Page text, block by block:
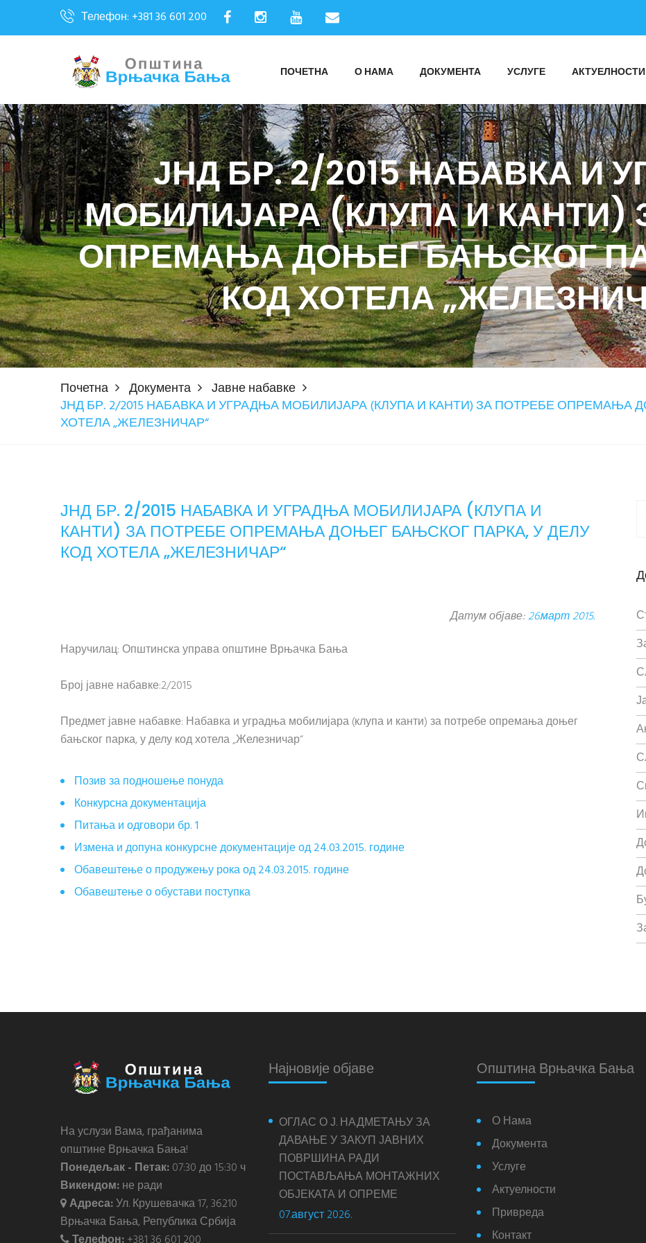
Телефон: +381 36 601 200
ПОЧЕТНА О НАМА ДОКУМЕНТА УСЛУГЕ АКТУЕЛНОСТИ
ЈНД БР. 2/2015 НАБАВКА И
МОБИЛИЈАРА (КЛУПА И КАНТИ)
ОПРЕМАЊА ДОЊЕГ БАЊСКОГ
КОД ХОТЕЛА
Почетна Документа
Јавне набавке
ЈНД БР. 2/2015 НАБАВКА И УГРАДЊА МОБИЛИЈАРА (КЛУПА И КАНТИ) ЗА ПОТРЕБЕ ОПРЕМАЊА
ХОТЕЛА „ЖЕЛЕЗНИЧАР“
ЈНД БР. 2/2015 НАБАВКА И УГРАДЊА МОБИЛИЈАРА (КЛУПА И
КАНТИ) ЗА ПОТРЕБЕ ОПРЕМАЊА ДОЊЕГ БАЊСКОГ ПАРКА, У ДЕЛУ
КОД ХОТЕЛА „ЖЕЛЕЗНИЧАР“
Датум објаве:26.март 2015.
Наручилац: Општинска управа општине Врњачка Бања
Број јавне набавке:2/2015
Предмет јавне набавке: Набавка и уградња мобилијара (клупа и канти) за потребе опремања доњег
бањског парка, у делу код хотела „Железничар“
Позив за подношење понуда
Конкурсна документација
Питања и одговори бр. 1
Измена и допуна конкурсне документације од 24.03.2015. године
Обавештење о продужењу рока од 24.03.2015. године
Обавештење о обустави поступка
На услузи Вама, грађанима
општине Врњачка Бања!
Понедељак - Петак:07:30 до 15:30 ч
Викендом:не ради
Адреса:Ул. Крушевачка 17, 36210
Врњачка Бања, Република Србија
Најновије објаве
ОГЛАС О Ј. НАДМЕТАЊУ ЗА
ДАВАЊЕ У ЗАКУП ЈАВНИХ
ПОВРШИНА РАДИ
ПОСТАВЉАЊА МОНТАЖНИХ
ОБЈЕКАТА И ОПРЕМЕ
07.август 2026.
Општина Врњачка Бања
О Нама
Документа
Услуге
Актуелности
Привреда
Контакт